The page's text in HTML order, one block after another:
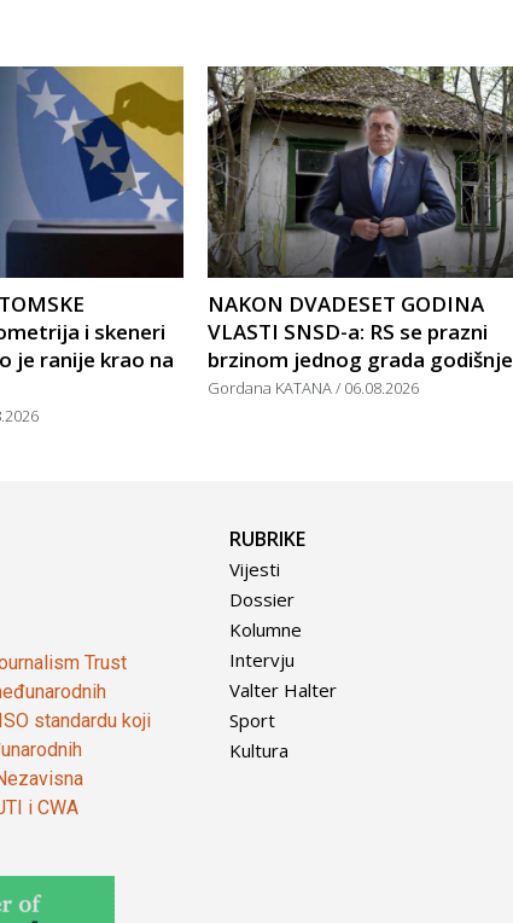
i skeneri
je ranije krao na
NAKON DVADESET GODINA
VLASTI SNSD-a: RS se prazni
brzinom jednog grada godišnje
Gordana KATANA 06.08.2026
Trust
standardu koji
i CWA
RUBRIKE
Vijesti
Dossier
Kolumne
Intervju
Valter Halter
Sport
Kultura